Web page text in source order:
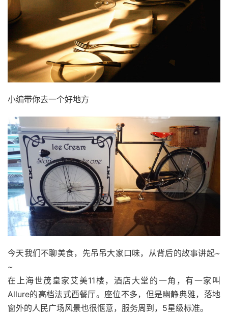
小编带你去一个好地方
今天我们不聊美食，先吊吊大家口味，从背后的故事讲起~
~
在上海世茂皇家艾美11楼，酒店大堂的一角，有一家叫
Allure的高档法式西餐厅。 座位不多，但是幽静典雅，落地
窗外的人民广场风景也很惬意，服务周到，5星级标准。